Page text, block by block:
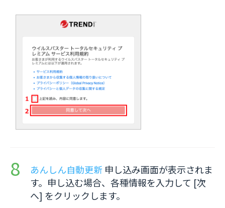
あんしん自動更新 申し込み画面が表示されま
す。申し込む場合、各種情報を入力して [次
へ] をクリックします。